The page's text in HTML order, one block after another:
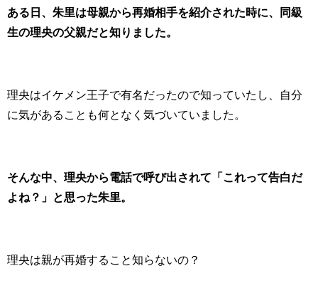
ある日、 朱里は母親から再婚相手を紹介された時に、同級
生の理央の父親だと知りました。
理央はイケメン王子で有名だったので知っていたし、自分
に気があることも何となく気づいていました。
そんな中、理央から電話で呼び出されて「これって告白だ
よね？」と思った朱里。
理央は親が再婚すること知らないの？